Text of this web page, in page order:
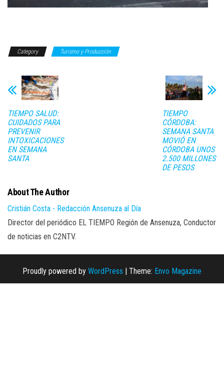
Category Turismo y Producción
TIEMPO SALUD:
CUIDADOS PARA
PREVENIR
INTOXICACIONES
EN SEMANA
SANTA
TIEMPO
CÓRDOBA:
SEMANA SANTA
MOVIÓ EN
CÓRDOBA UNOS
2.500 MILLONES
DE PESOS
About The Author
Cristián Costa - Redacción Ansenuza al Día
Director del periódico EL TIEMPO Región de Ansenuza, Conductor
de noticias en C2NTV.
Proudly powered by WordPress Theme: Envo Magazine